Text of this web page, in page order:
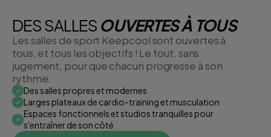
DES SALLES OUVERTES À TOUS
Les salles de sport Keepcool sont ouvertes à
tous, et tous les objectifs ! Le tout, sans
jugement, pour que chacun progresse à son
rythme.
Des salles propres et modernes
Larges plateaux de cardio-training et musculation
Espaces fonctionnels et studios tranquilles pour
s'entraîner de son côté